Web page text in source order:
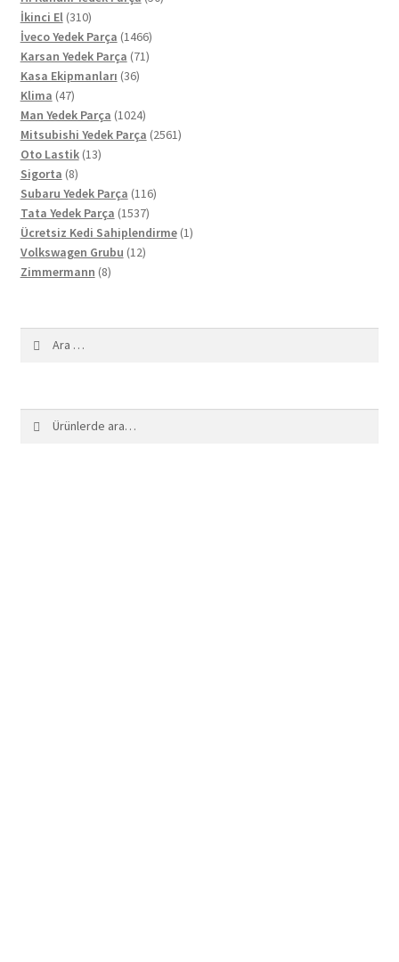
İkinci El 310310
ürün
İveco Yedek Parça 14661466
ürün
Karsan Yedek Parça 7171
Kasa Ekipmanları 3636
Klima 4747
ürün
Man Yedek Parça 10241024
ürün
Mitsubishi Yedek Parça 25612561
Oto Lastik 1313
Sigorta 88
ürün
Subaru Yedek Parça 116116
Tata Yedek Parça 15371537
ürün
Ücretsiz Kedi Sahiplendirme 11
Volkswagen Grubu 1212
Zimmermann 88